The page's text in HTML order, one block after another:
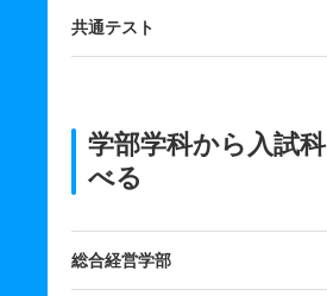
共通テスト
学部学科から入試
べる
総合経営学部